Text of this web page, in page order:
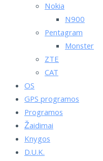
Nokia
N900
Pentagram
Monster
ZTE
CAT
OS
GPS programos
Programos
Žaidimai
Knygos
D.U.K.